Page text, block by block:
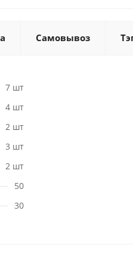
Самовывоз
7 шт
4 шт
2 шт
3 шт
2 шт
50
30